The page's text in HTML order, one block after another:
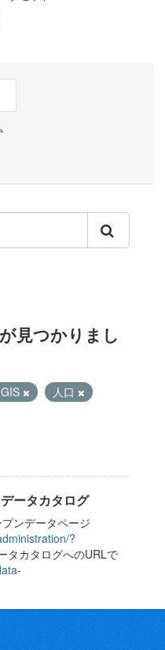
見つかりまし
GIS
人口
ータカタログ
ンデータページ
?
タカタログへのURLで